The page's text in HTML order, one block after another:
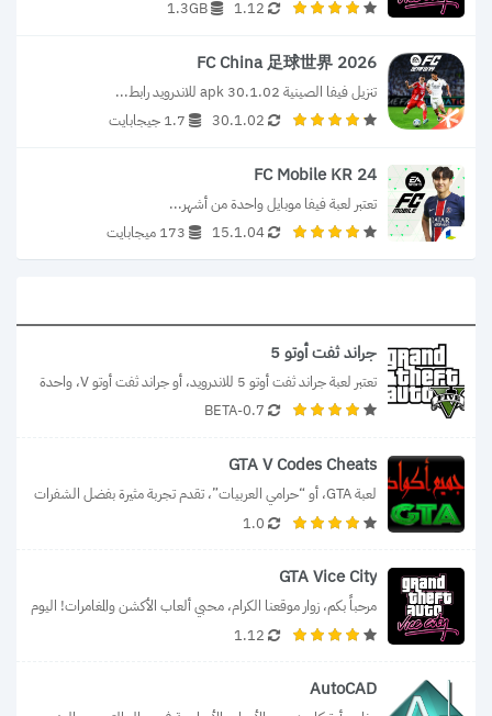
1.12
1.3GB
FC China 足球世界 2026
تنزيل فيفا الصينية 30.1.02 apk للاندرويد رابط...
30.1.02
1.7 جيجابايت
FC Mobile KR 24
تعتبر لعبة فيفا موبايل واحدة من أشهر...
15.1.04
173 ميجابايت
جراند ثفت أوتو 5
من...
0.7-BETA
GTA V Codes Cheats
التي تمنح اللاعبين قوى...
1.0
GTA Vice City
نقدم لكم لعبة جاتا... 1.12
AutoCAD